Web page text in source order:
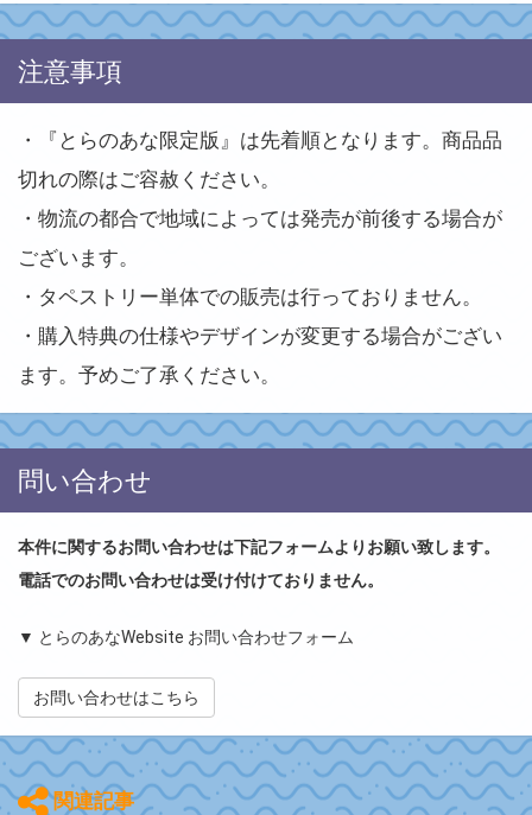
注意事項
・『とらのあな限定版』は先着順となります。商品品
切れの際はご容赦ください。
・物流の都合で地域によっては発売が前後する場合が
ございます。
・タペストリー単体での販売は行っておりません。
・購入特典の仕様やデザインが変更する場合がござい
ます。予めご了承ください。
問い合わせ
本件に関するお問い合わせは下記フォームよりお願い致します。
電話でのお問い合わせは受け付けておりません。
▼ とらのあなWebsite お問い合わせフォーム
お問い合わせはこちら
関連記事